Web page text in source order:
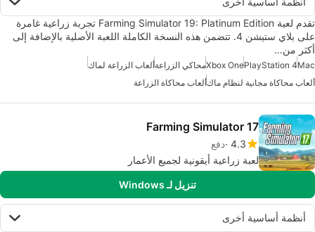
تقدم لعبة Farming Simulator 19: Platinum Edition تجربة زراعية غامرة
على بلاي ستيشن 4. تتضمن هذه النسخة الكاملة اللعبة الأصلية بالإضافة إلى
أكثر من…
Mac
PlayStation 4
Xbox Oneمحاكي الزراعةألعاب الزراعة لماك
ألعاب محاكاة مجانية لنظام ماكألعاب محاكاة الزراعة
Farming Simulator 17
4.3 دفع
لعبة زراعية أيقونية لجميع الأعمار
تنزيل لـ Windows
أنظمة أساسية أخرى